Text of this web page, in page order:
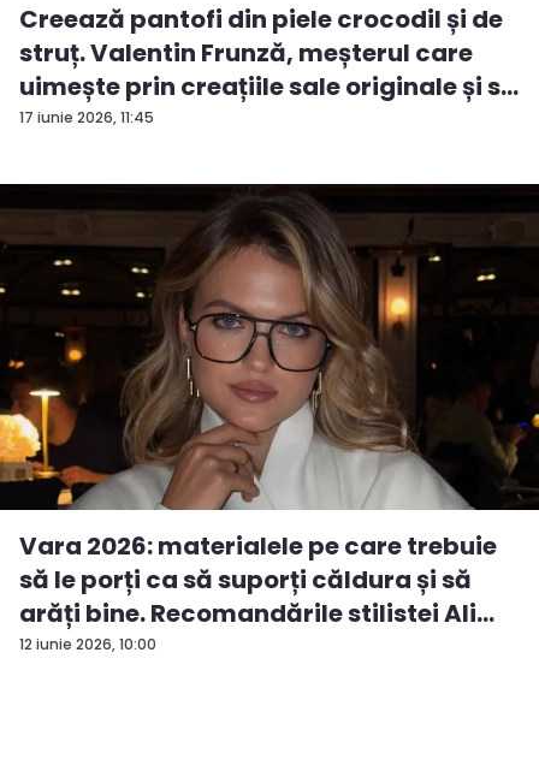
17 iunie 2026, 11:45
Creează pantofi din piele crocodil și de
struț. Valentin Frunză, meșterul care
uimește prin creațiile sale originale și s...
12 iunie 2026, 10:00
Vara 2026: materialele pe care trebuie
să le porți ca să suporți căldura și să
arăți bine. Recomandările stilistei Ali...